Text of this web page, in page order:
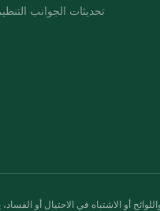
تحديثات الجوانب
أو الاشتباه في الاحتيال أو